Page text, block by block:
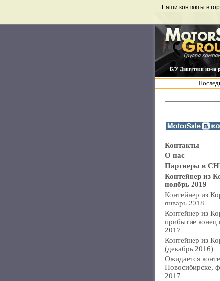
Б/У Двигатели из-за
Наши контакты в
Контакты
О нас
Партнеры в
Контейнер из
ноябрь 2019
Контейнер из
январь 2018
Контейнер из
прибытие конец
2017
Контейнер из
(декабрь 2016)
Ожидается
Новосибирске,
2017